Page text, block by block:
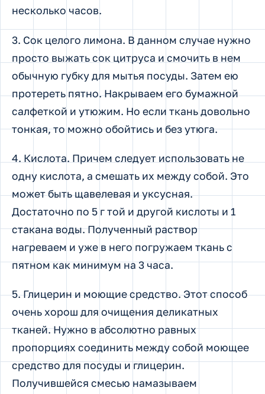
несколько часов.
3. Сок целого лимона. В данном случае нужно
просто выжать сок цитруса и смочить в нем
обычную губку для мытья посуды. Затем ею
протереть пятно. Накрываем его бумажной
салфеткой и утюжим. Но если ткань довольно
тонкая, то можно обойтись и без утюга.
4. Кислота. Причем следует использовать не
одну кислота, а смешать их между собой. Это
может быть щавелевая и уксусная.
Достаточно по 5 г той и другой кислоты и 1
стакана воды. Полученный раствор
нагреваем и уже в него погружаем ткань с
пятном как минимум на 3 часа.
5. Глицерин и моющие средство. Этот способ
очень хорош для очищения деликатных
тканей. Нужно в абсолютно равных
пропорциях соединить между собой моющее
средство для посуды и глицерин.
Получившейся смесью намазываем